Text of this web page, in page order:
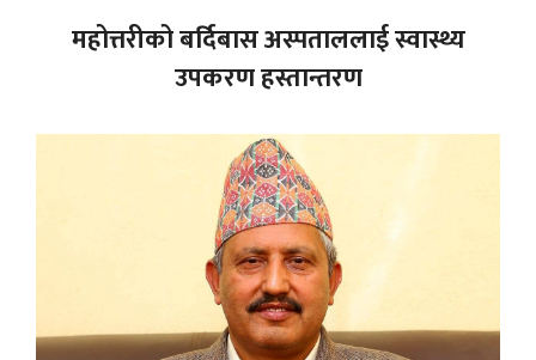
महोत्तरीको बर्दिबास अस्पताललाई स्वास्थ्य
उपकरण हस्तान्तरण